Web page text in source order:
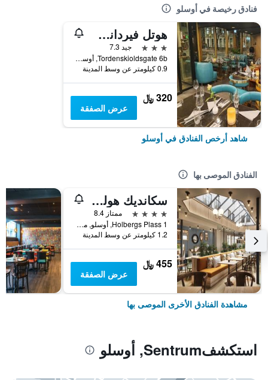
فنادق رخيصة في أوسلو
هوتل فيرداني أوسلو
3 نجوم
جيد 7.3
Tordenskioldsgate 6b, أوسلو, مقاطعة أوسلو, النرويج
0.9 كيلومتر عن وسط المدينة
320 ﷼
عرض الصفقة
شاهد أرخص الفنادق في أوسلو
الفنادق الموصى بها
سكانديك هولبيرغ
4 نجوم
ممتاز 8.4
Holbergs Plass 1, أوسلو, مقاطعة أوسلو, النرويج
1.2 كيلومتر عن وسط المدينة
455 ﷼
عرض الصفقة
مشاهدة الفنادق الأخرى الموصى بها
استكشفSentrum, أوسلو